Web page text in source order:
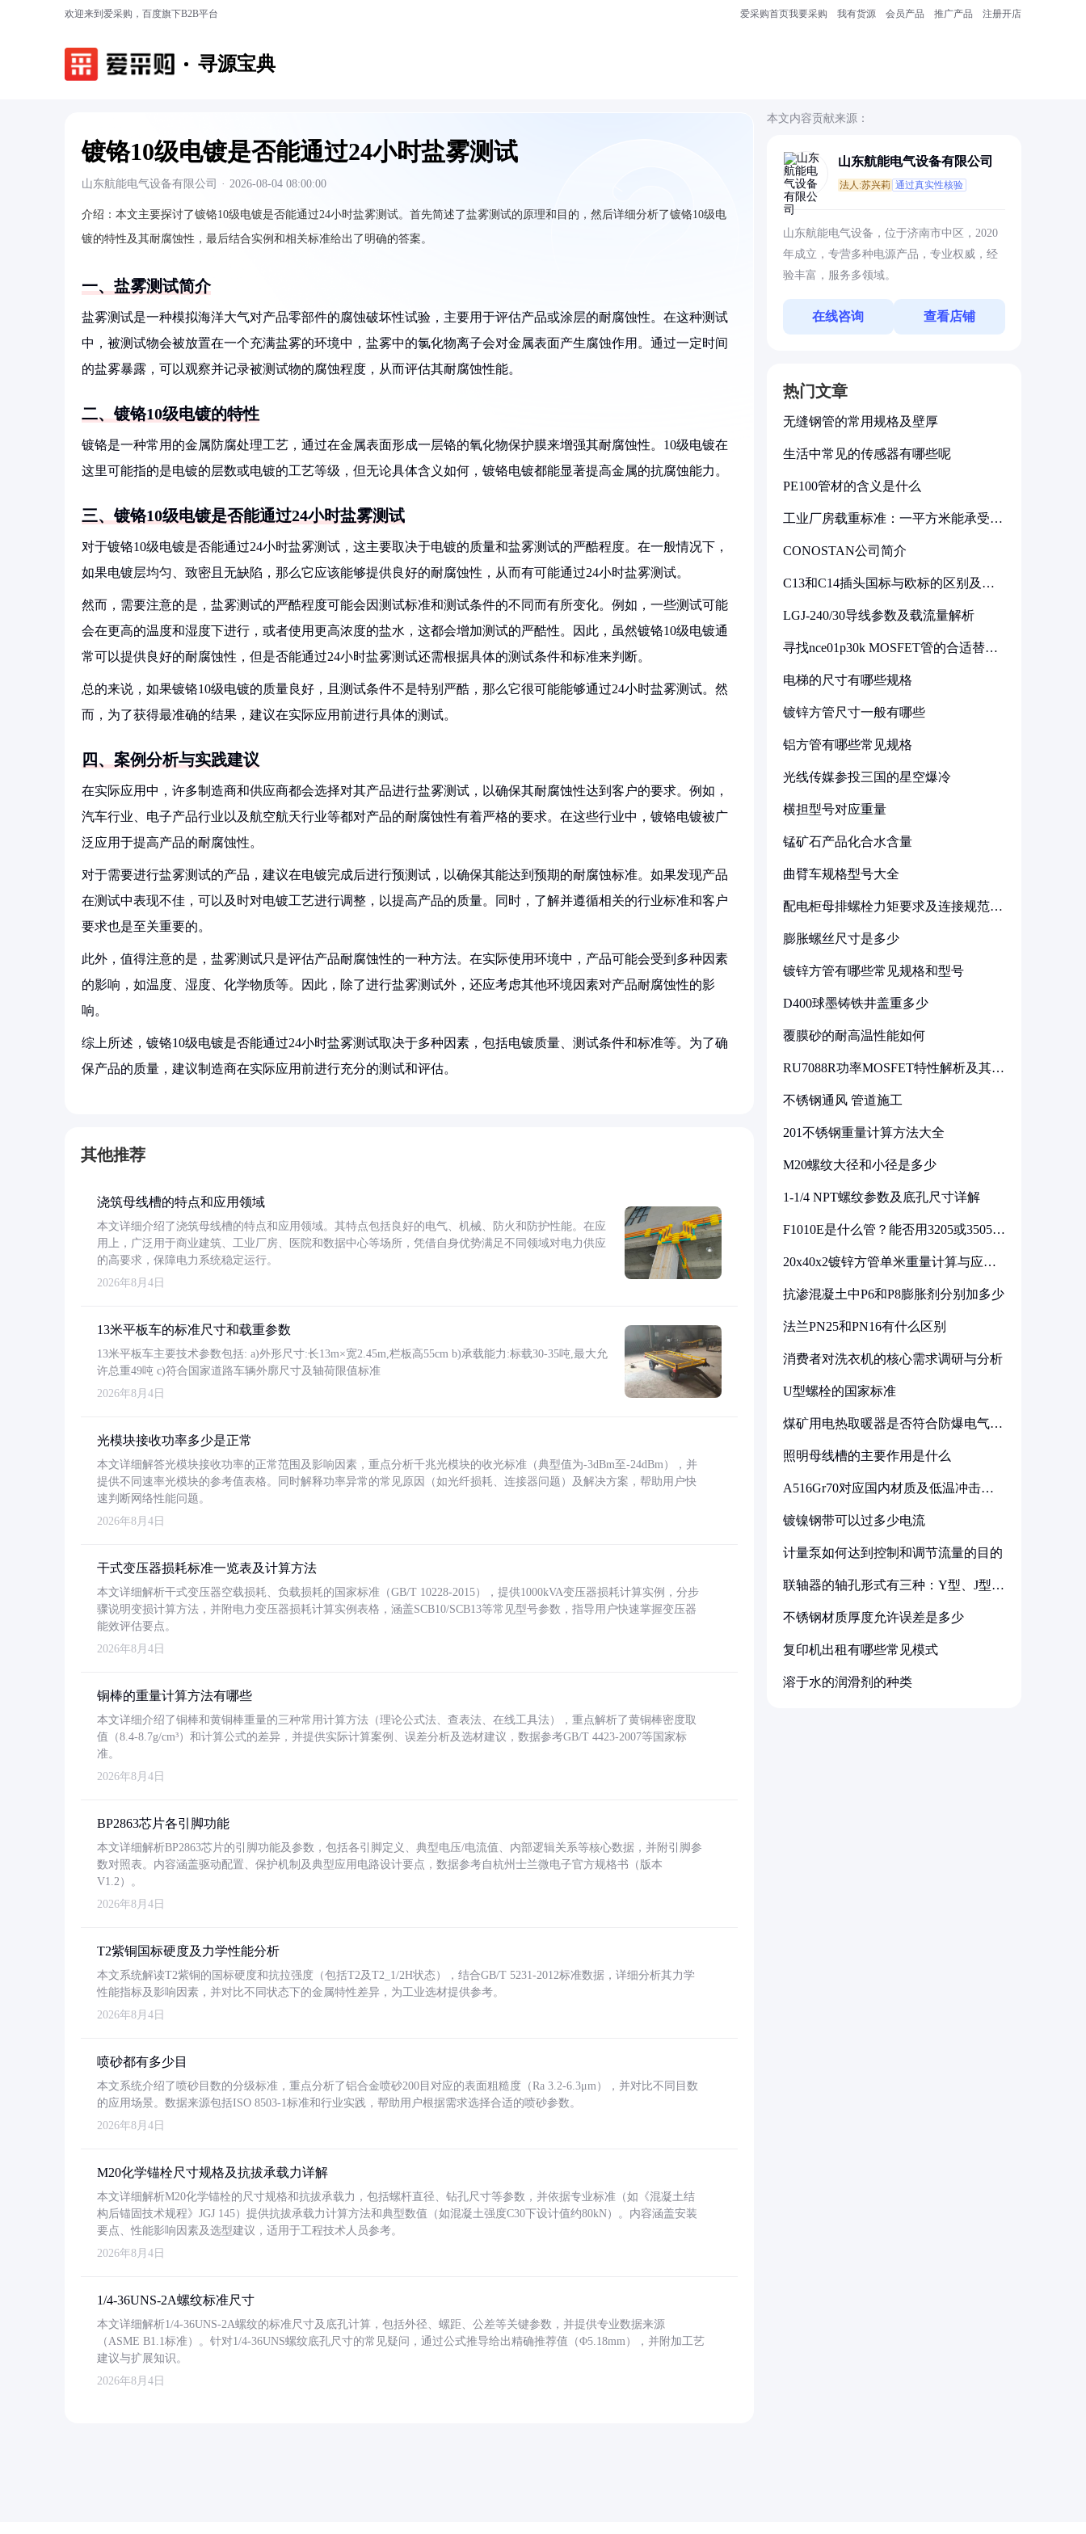
欢迎来到爱采购，百度旗下B2B平台 爱采购首页我要采购 我有货源 会员产品 推广产品 注册开店
寻源宝典
镀铬10级电镀是否能通过24小时盐雾测试
山东航能电气设备有限公司 · 2026-08-04 08:00:00
介绍： 本文主要探讨了镀铬10级电镀是否能通过24小时盐雾测试。首先简述了盐雾测试的原理和目的，然后详细分析了镀铬10级电
镀的特性及其耐腐蚀性，最后结合实例和相关标准给出了明确的答案。
一、盐雾测试简介
盐雾测试是一种模拟海洋大气对产品零部件的腐蚀破坏性试验，主要用于评估产品或涂层的耐腐蚀性。在这种测试
中，被测试物会被放置在一个充满盐雾的环境中，盐雾中的氯化物离子会对金属表面产生腐蚀作用。通过一定时间
的盐雾暴露，可以观察并记录被测试物的腐蚀程度，从而评估其耐腐蚀性能。
二、镀铬10级电镀的特性
镀铬是一种常用的金属防腐处理工艺，通过在金属表面形成一层铬的氧化物保护膜来增强其耐腐蚀性。10级电镀在
这里可能指的是电镀的层数或电镀的工艺等级，但无论具体含义如何，镀铬电镀都能显著提高金属的抗腐蚀能力。
三、镀铬10级电镀是否能通过24小时盐雾测试
对于镀铬10级电镀是否能通过24小时盐雾测试，这主要取决于电镀的质量和盐雾测试的严酷程度。在一般情况下，
如果电镀层均匀、致密且无缺陷，那么它应该能够提供良好的耐腐蚀性，从而有可能通过24小时盐雾测试。
然而，需要注意的是，盐雾测试的严酷程度可能会因测试标准和测试条件的不同而有所变化。例如，一些测试可能
会在更高的温度和湿度下进行，或者使用更高浓度的盐水，这都会增加测试的严酷性。因此，虽然镀铬10级电镀通
常可以提供良好的耐腐蚀性，但是否能通过24小时盐雾测试还需根据具体的测试条件和标准来判断。
总的来说，如果镀铬10级电镀的质量良好，且测试条件不是特别严酷，那么它很可能能够通过24小时盐雾测试。然
而，为了获得最准确的结果，建议在实际应用前进行具体的测试。
四、案例分析与实践建议
在实际应用中，许多制造商和供应商都会选择对其产品进行盐雾测试，以确保其耐腐蚀性达到客户的要求。例如，
汽车行业、电子产品行业以及航空航天行业等都对产品的耐腐蚀性有着严格的要求。在这些行业中，镀铬电镀被广
泛应用于提高产品的耐腐蚀性。
对于需要进行盐雾测试的产品，建议在电镀完成后进行预测试，以确保其能达到预期的耐腐蚀标准。如果发现产品
在测试中表现不佳，可以及时对电镀工艺进行调整，以提高产品的质量。同时，了解并遵循相关的行业标准和客户
要求也是至关重要的。
此外，值得注意的是，盐雾测试只是评估产品耐腐蚀性的一种方法。在实际使用环境中，产品可能会受到多种因素
的影响，如温度、湿度、化学物质等。因此，除了进行盐雾测试外，还应考虑其他环境因素对产品耐腐蚀性的影
响。
综上所述，镀铬10级电镀是否能通过24小时盐雾测试取决于多种因素，包括电镀质量、测试条件和标准等。为了确
保产品的质量，建议制造商在实际应用前进行充分的测试和评估。
其他推荐
浇筑母线槽的特点和应用领域
本文详细介绍了浇筑母线槽的特点和应用领域。其特点包括良好的电气、机械、防火和防护性能。在应
用上，广泛用于商业建筑、工业厂房、医院和数据中心等场所，凭借自身优势满足不同领域对电力供应
的高要求，保障电力系统稳定运行。
2026年8月4日
13米平板车的标准尺寸和载重参数
13米平板车主要技术参数包括: a)外形尺寸:长13m×宽2.45m,栏板高55cm b)承载能力:标载30-35吨,最大允
许总重49吨 c)符合国家道路车辆外廓尺寸及轴荷限值标准
2026年8月4日
光模块接收功率多少是正常
本文详细解答光模块接收功率的正常范围及影响因素，重点分析千兆光模块的收光标准（典型值为-3dBm至-24dBm），并
提供不同速率光模块的参考值表格。同时解释功率异常的常见原因（如光纤损耗、连接器问题）及解决方案，帮助用户快
速判断网络性能问题。
2026年8月4日
干式变压器损耗标准一览表及计算方法
本文详细解析干式变压器空载损耗、负载损耗的国家标准（GB/T 10228-2015），提供1000kVA变压器损耗计算实例，分步
骤说明变损计算方法，并附电力变压器损耗计算实例表格，涵盖SCB10/SCB13等常见型号参数，指导用户快速掌握变压器
能效评估要点。
2026年8月4日
铜棒的重量计算方法有哪些
本文详细介绍了铜棒和黄铜棒重量的三种常用计算方法（理论公式法、查表法、在线工具法），重点解析了黄铜棒密度取
值（8.4-8.7g/cm³）和计算公式的差异，并提供实际计算案例、误差分析及选材建议，数据参考GB/T 4423-2007等国家标
准。
2026年8月4日
BP2863芯片各引脚功能
本文详细解析BP2863芯片的引脚功能及参数，包括各引脚定义、典型电压/电流值、内部逻辑关系等核心数据，并附引脚参
数对照表。内容涵盖驱动配置、保护机制及典型应用电路设计要点，数据参考自杭州士兰微电子官方规格书（版本
V1.2）。
2026年8月4日
T2紫铜国标硬度及力学性能分析
本文系统解读T2紫铜的国标硬度和抗拉强度（包括T2及T2_1/2H状态），结合GB/T 5231-2012标准数据，详细分析其力学
性能指标及影响因素，并对比不同状态下的金属特性差异，为工业选材提供参考。
2026年8月4日
喷砂都有多少目
本文系统介绍了喷砂目数的分级标准，重点分析了铝合金喷砂200目对应的表面粗糙度（Ra 3.2-6.3μm），并对比不同目数
的应用场景。数据来源包括ISO 8503-1标准和行业实践，帮助用户根据需求选择合适的喷砂参数。
2026年8月4日
M20化学锚栓尺寸规格及抗拔承载力详解
本文详细解析M20化学锚栓的尺寸规格和抗拔承载力，包括螺杆直径、钻孔尺寸等参数，并依据专业标准（如《混凝土结
构后锚固技术规程》JGJ 145）提供抗拔承载力计算方法和典型数值（如混凝土强度C30下设计值约80kN）。内容涵盖安装
要点、性能影响因素及选型建议，适用于工程技术人员参考。
2026年8月4日
1/4-36UNS-2A螺纹标准尺寸
本文详细解析1/4-36UNS-2A螺纹的标准尺寸及底孔计算，包括外径、螺距、公差等关键参数，并提供专业数据来源
（ASME B1.1标准）。针对1/4-36UNS螺纹底孔尺寸的常见疑问，通过公式推导给出精确推荐值（Φ5.18mm），并附加工艺
建议与扩展知识。
2026年8月4日
本文内容贡献来源：
山东航能电气设备有限公司
法人:苏兴莉 通过真实性核验
山东航能电气设备，位于济南市中区，2020
年成立，专营多种电源产品，专业权威，经
验丰富，服务多领域。
在线咨询 查看店铺
热门文章
无缝钢管的常用规格及壁厚
生活中常见的传感器有哪些呢
PE100管材的含义是什么
工业厂房载重标准：一平方米能承受多
CONOSTAN公司简介
C13和C14插头国标与欧标的区别及其
LGJ-240/30导线参数及载流量解析
寻找nce01p30k MOSFET管的合适替代
电梯的尺寸有哪些规格
镀锌方管尺寸一般有哪些
铝方管有哪些常见规格
光线传媒参投三国的星空爆冷
横担型号对应重量
锰矿石产品化合水含量
曲臂车规格型号大全
配电柜母排螺栓力矩要求及连接规范详
膨胀螺丝尺寸是多少
镀锌方管有哪些常见规格和型号
D400球墨铸铁井盖重多少
覆膜砂的耐高温性能如何
RU7088R功率MOSFET特性解析及其在
不锈钢通风 管道施工
201不锈钢重量计算方法大全
M20螺纹大径和小径是多少
1-1/4 NPT螺纹参数及底孔尺寸详解
F1010E是什么管？能否用3205或3505代
20x40x2镀锌方管单米重量计算与应用
抗渗混凝土中P6和P8膨胀剂分别加多少
法兰PN25和PN16有什么区别
消费者对洗衣机的核心需求调研与分析
U型螺栓的国家标准
煤矿用电热取暖器是否符合防爆电气设
照明母线槽的主要作用是什么
A516Gr70对应国内材质及低温冲击要
镀镍钢带可以过多少电流
计量泵如何达到控制和调节流量的目的
联轴器的轴孔形式有三种：Y型、J型、
不锈钢材质厚度允许误差是多少
复印机出租有哪些常见模式
溶于水的润滑剂的种类